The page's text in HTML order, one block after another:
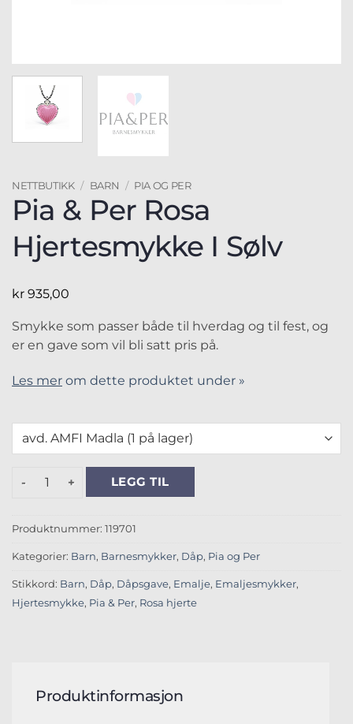
NETTBUTIKK / BARN / PIA OG PER
Pia & Per Rosa
Hjertesmykke I Sølv
kr 935,00
Smykke som passer både til hverdag og til fest, og
er en gave som vil bli satt pris på.
Les mer om dette produktet under »
Pia & Per Rosa Hjertesmykke I Sølv antall
LEGG TIL
Produktnummer: 119701
Kategorier: Barn, Barnesmykker, Dåp, Pia og Per
Stikkord: Barn, Dåp, Dåpsgave, Emalje, Emaljesmykker,
Hjertesmykke, Pia & Per, Rosa hjerte
Produktinformasjon